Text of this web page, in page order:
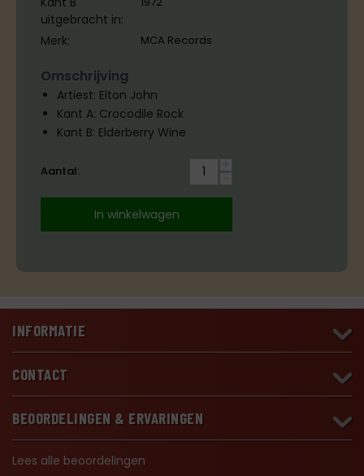
uitgebracht in:
Merk: MCA Records
Omschrijving
Artiest: Elton John
Kant A: Crocodile Rock
Kant B: Elderberry Wine
Aantal: +
−
In winkelwagen
INFORMATIE
CONTACT
BEOORDELINGEN & ERVARINGEN
Lees alle beoordelingen